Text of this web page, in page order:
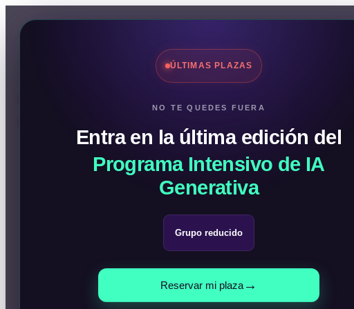
ÚLTIMAS PLAZAS
NO TE QUEDES FUERA
Entra en la última edición del
Programa Intensivo de IA
Generativa
Grupo reducido
Reservar mi plaza→